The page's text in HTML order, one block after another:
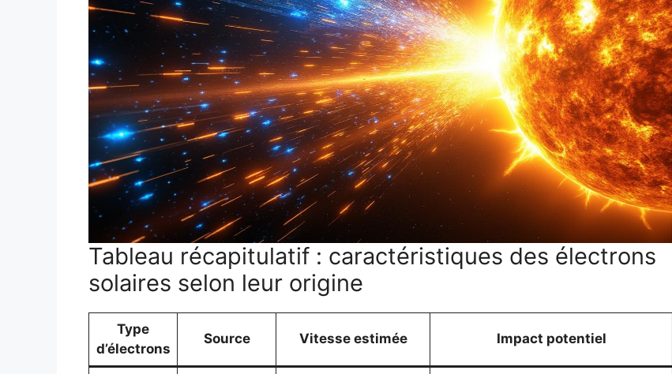
Tableau récapitulatif : caractéristiques des électrons
solaires selon leur origine
Type
d’électrons
Source Vitesse estimée Impact potentiel